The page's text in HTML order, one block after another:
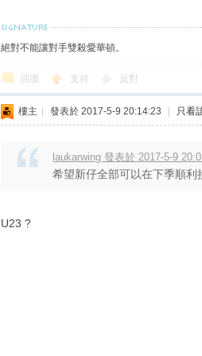
絕對不能讓對手雙殺愛華頓。
回復 支持 反對
樓主 發表於 2017-5-9 20:14:23 只看
laukarwing 發表於 2017-5-9
希望新仔全部可以在下季順利
U23 ?